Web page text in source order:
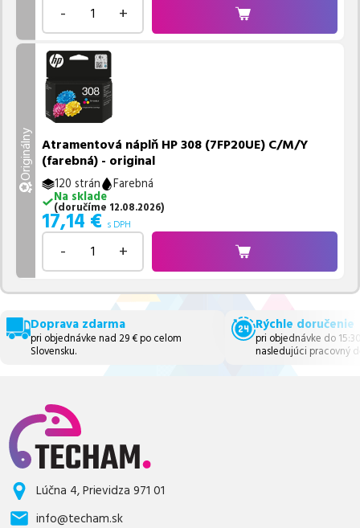
- +
Originálny Atramentová náplň HP 308 (7FP20UE) C/M/Y
(farebná) - original
120 strán
Farebná
Na sklade
(doručíme 12.08.2026)
17,14 € s DPH
- +
Doprava zdarma
pri objednávke nad 29 € po celom
Slovensku.
Rýchle doručenie
pri objednávke do
nasledujúci pracovný
Lúčna 4, Prievidza 971 01
info@techam.sk